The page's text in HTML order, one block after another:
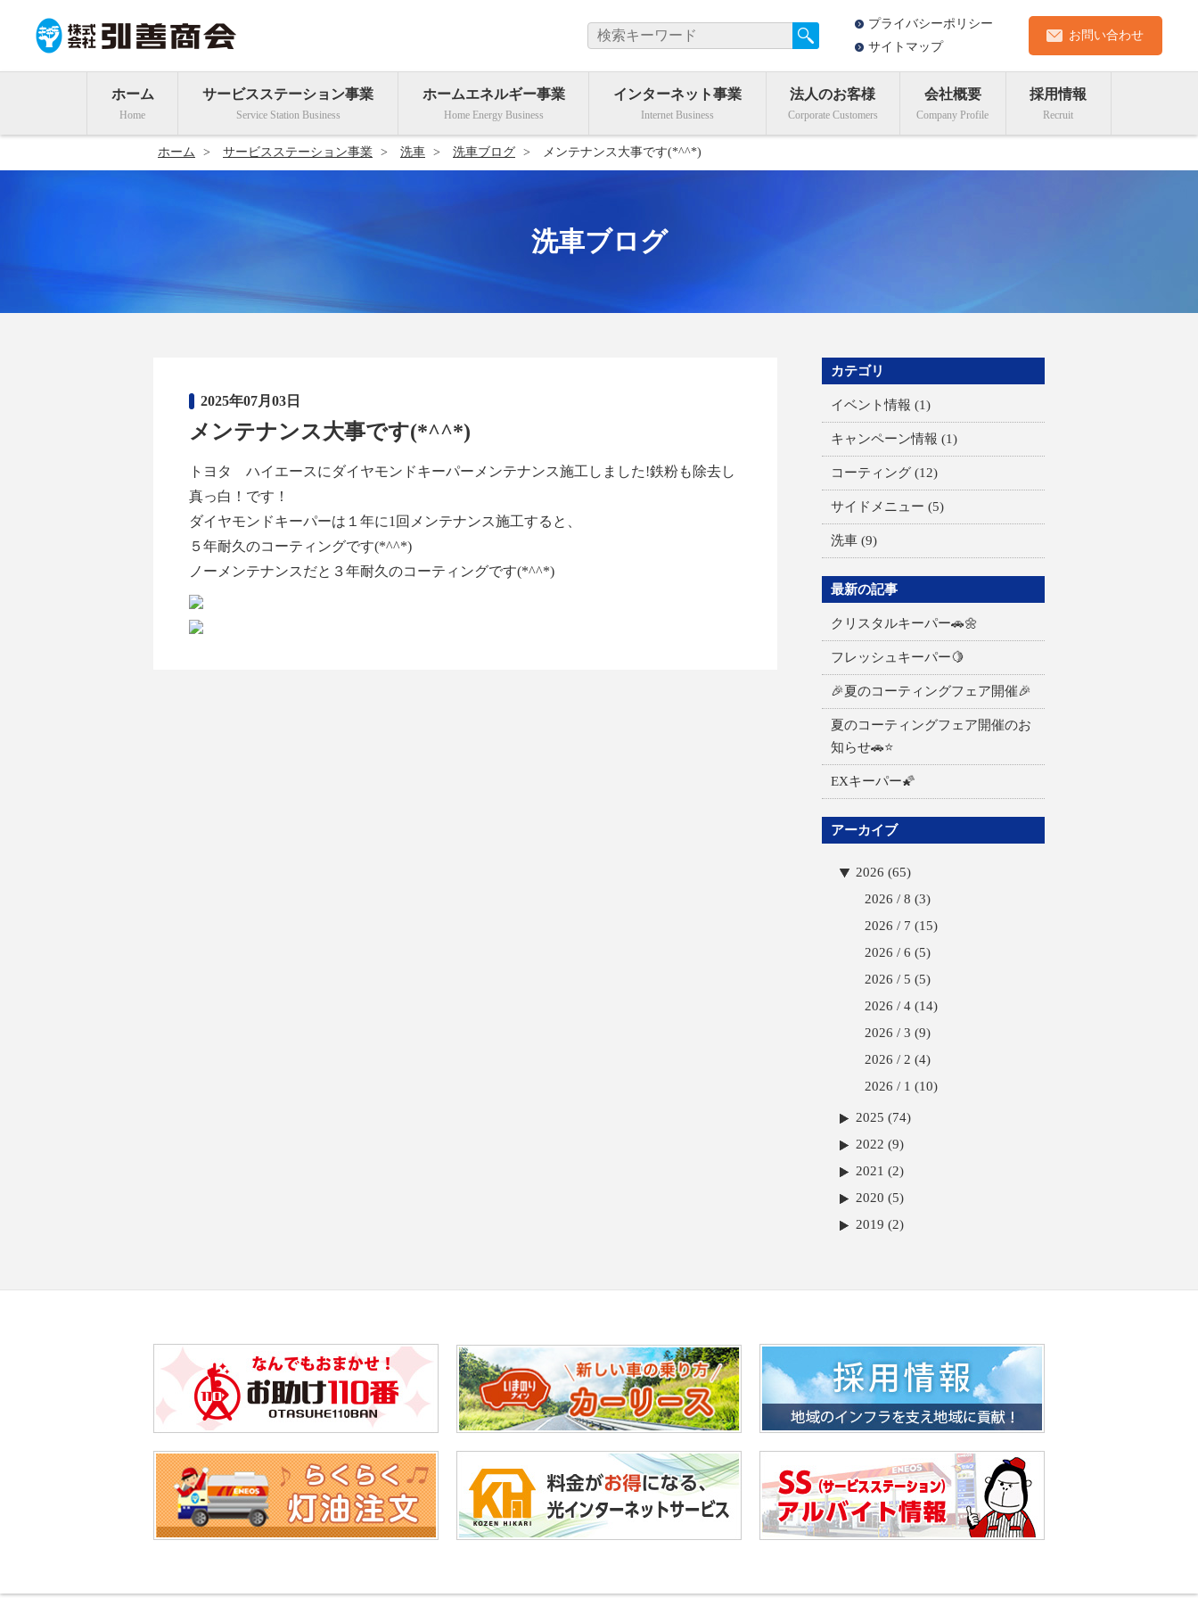
プライバシーポリシー
サイトマップ
お問い合わせ
ホーム サービスステーション事業 ホームエネルギー事業 インターネット事業 法人のお客様 会社概要 採用情報
ホーム サービスステーション事業 洗車 洗車ブログ メンテナンス大事です(*^^*)
洗車ブログ
2025年07月03日
メンテナンス大事です(*^^*)
トヨタ ハイエースにダイヤモンドキーパーメンテナンス施工しました!鉄粉も除去し
真っ白！です！
ダイヤモンドキーパーは１年に1回メンテナンス施工すると、
５年耐久のコーティングです(*^^*)
ノーメンテナンスだと３年耐久のコーティングです(*^^*)
カテゴリ
イベント情報 (1)
キャンペーン情報 (1)
コーティング (12)
サイドメニュー (5)
洗車 (9)
最新の記事
クリスタルキーパー🚗🌼
フレッシュキーパー🍋
🎉夏のコーティングフェア開催🎉
夏のコーティングフェア開催のお
知らせ🚗⭐
EXキーパー🌠
アーカイブ
2026 (65)
2026 / 8 (3)
2026 / 7 (15)
2026 / 6 (5)
2026 / 5 (5)
2026 / 4 (14)
2026 / 3 (9)
2026 / 2 (4)
2026 / 1 (10)
2025 (74)
2022 (9)
2021 (2)
2020 (5)
2019 (2)